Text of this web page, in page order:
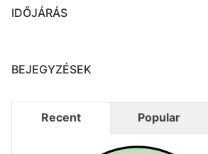
IDŐJÁRÁS
BEJEGYZÉSEK
Recent Popular